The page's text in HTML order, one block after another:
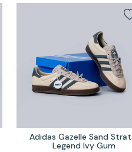
Adidas Gazelle Sand
Legend Ivy Gum